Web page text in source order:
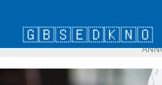
🇬🇧🇸🇪🇩🇰🇳🇴